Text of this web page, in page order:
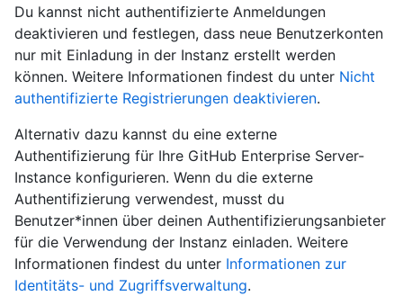
Du kannst nicht authentifizierte Anmeldungen
deaktivieren und festlegen, dass neue Benutzerkonten
nur mit Einladung in der Instanz erstellt werden
können. Weitere Informationen findest du unter Nicht
authentifizierte Registrierungen deaktivieren.
Alternativ dazu kannst du eine externe
Authentifizierung für Ihre GitHub Enterprise Server-
Instance konfigurieren. Wenn du die externe
Authentifizierung verwendest, musst du
Benutzer*innen über deinen Authentifizierungsanbieter
für die Verwendung der Instanz einladen. Weitere
Informationen findest du unter Informationen zur
Identitäts- und Zugriffsverwaltung.